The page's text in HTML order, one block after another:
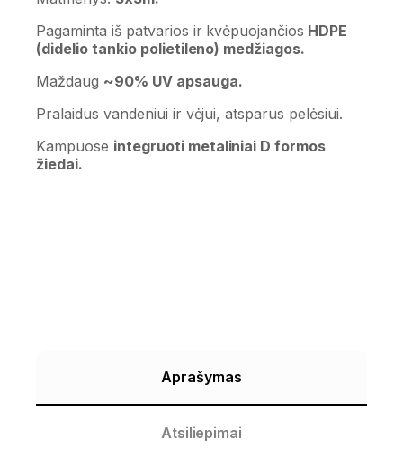
Pagaminta iš patvarios ir kvėpuojančios HDPE
(didelio tankio polietileno) medžiagos.
Maždaug ~90% UV apsauga.
Pralaidus vandeniui ir vėjui, atsparus pelėsiui.
Kampuose integruoti metaliniai D formos
žiedai.
Aprašymas
Atsiliepimai